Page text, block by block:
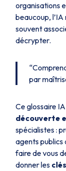
organisations
beaucoup,
souvent
décrypter.
par
Ce glossaire
découverte
spécialistes :
agents publics
faire de vous
donner les